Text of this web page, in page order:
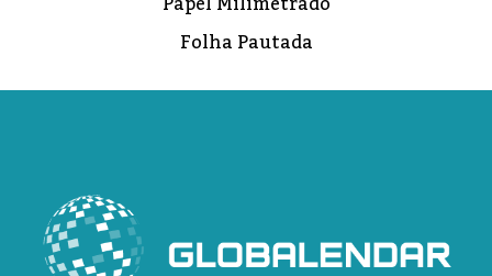
Folha Pautada